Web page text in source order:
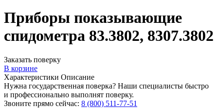
Приборы показывающие
спидометра 83.3802, 8307.3802
Заказать поверку
В корзине
Характеристики Описание
Нужна государственная поверка? Наши специалисты быстро
и профессионально выполнят поверку.
Звоните прямо сейчас: 8 (800) 511-77-51